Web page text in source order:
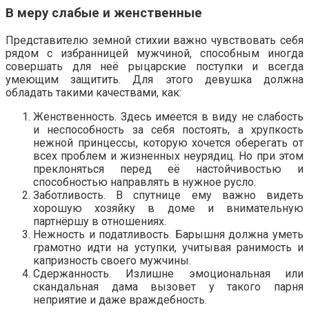
В меру слабые и женственные
Представителю земной стихии важно чувствовать себя
рядом с избранницей мужчиной, способным иногда
совершать для неё рыцарские поступки и всегда
умеющим защитить. Для этого девушка должна
обладать такими качествами, как:
Женственность. Здесь имеется в виду не слабость
и неспособность за себя постоять, а хрупкость
нежной принцессы, которую хочется оберегать от
всех проблем и жизненных неурядиц. Но при этом
преклоняться перед её настойчивостью и
способностью направлять в нужное русло.
Заботливость. В спутнице ему важно видеть
хорошую хозяйку в доме и внимательную
партнёршу в отношениях.
Нежность и податливость. Барышня должна уметь
грамотно идти на уступки, учитывая ранимость и
капризность своего мужчины.
Сдержанность. Излишне эмоциональная или
скандальная дама вызовет у такого парня
неприятие и даже враждебность.